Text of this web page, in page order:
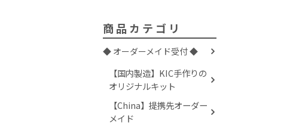
商品カテゴリ
◆ オーダーメイド受付 ◆
【国内製造】KIC手作りの
オリジナルキット
【China】提携先オーダー
メイド